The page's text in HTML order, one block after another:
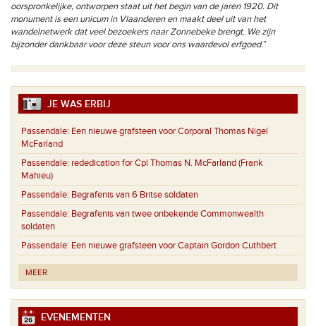
oorspronkelijke, ontworpen staat uit het begin van de jaren 1920. Dit
monument is een unicum in Vlaanderen en maakt deel uit van het
wandelnetwerk dat veel bezoekers naar Zonnebeke brengt. We zijn
bijzonder dankbaar voor deze steun voor ons waardevol erfgoed.”
JE WAS ERBIJ
Passendale: Een nieuwe grafsteen voor Corporal Thomas Nigel
McFarland
Passendale: rededication for Cpl Thomas N. McFarland (Frank
Mahieu)
Passendale: Begrafenis van 6 Britse soldaten
Passendale: Begrafenis van twee onbekende Commonwealth
soldaten
Passendale: Een nieuwe grafsteen voor Captain Gordon Cuthbert
MEER
EVENEMENTEN